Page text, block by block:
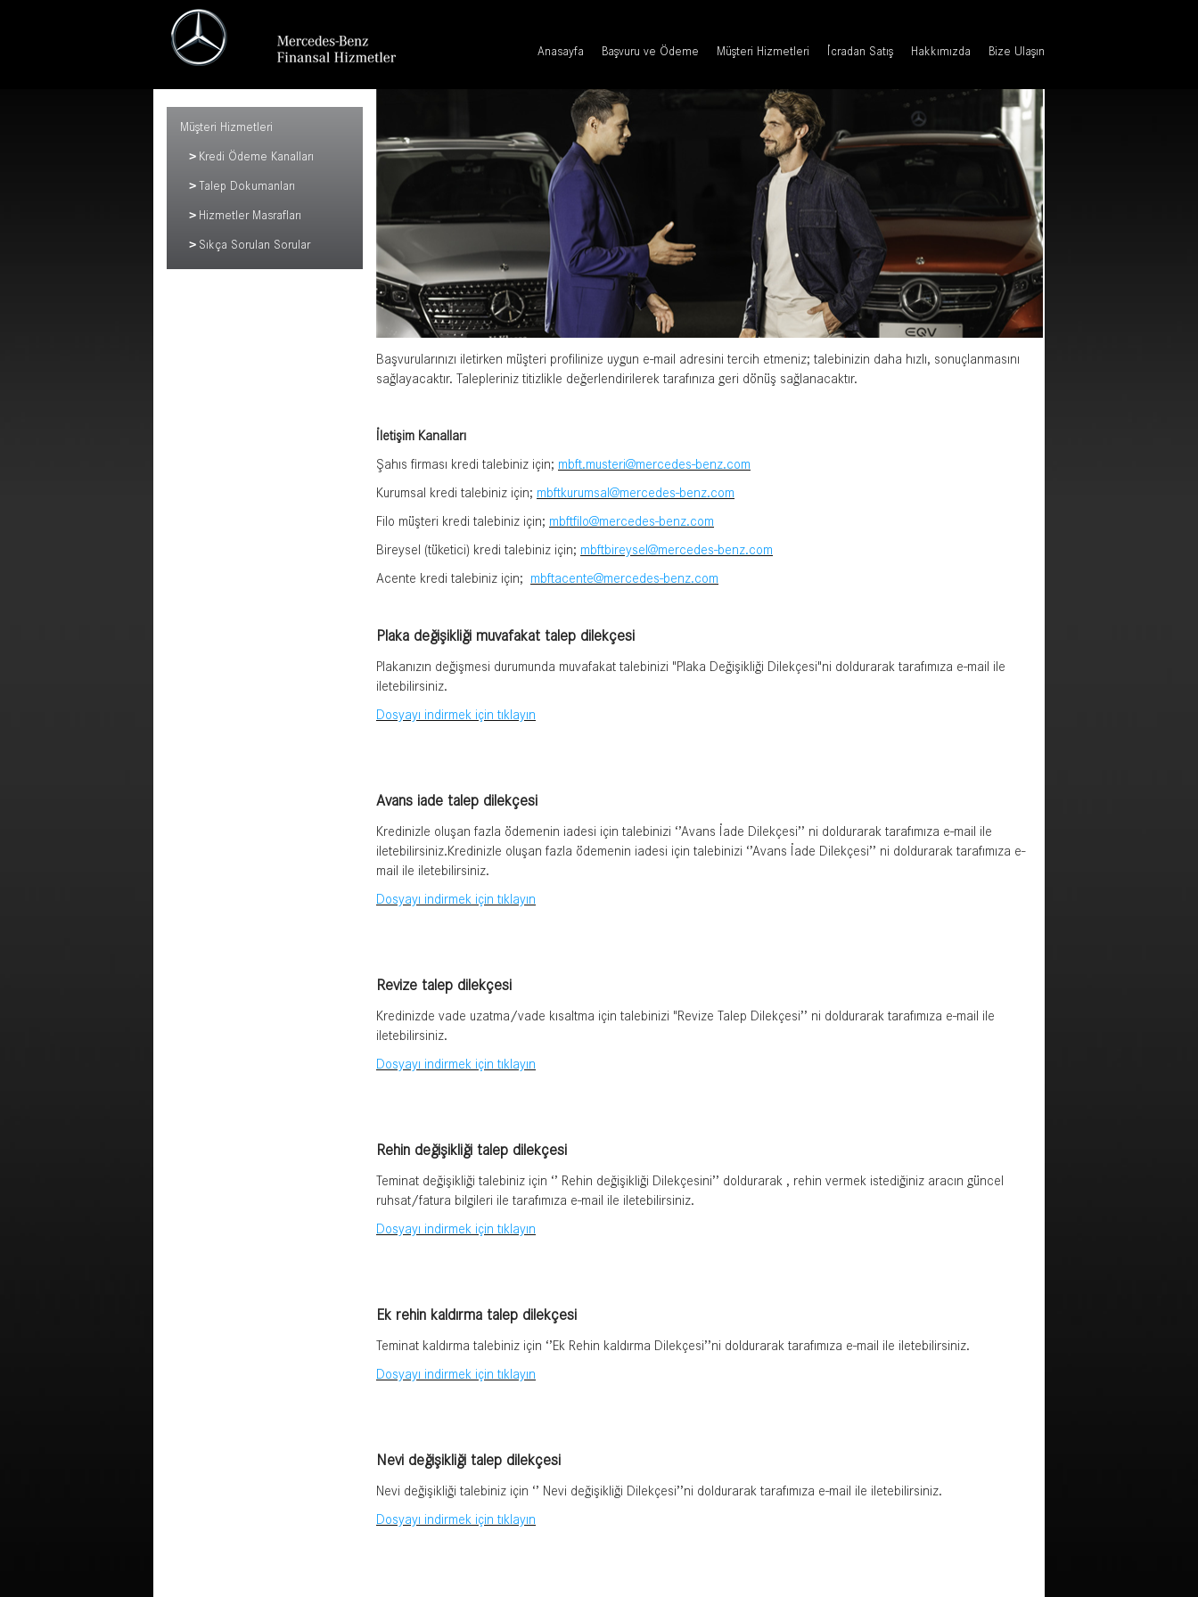
Anasayfa Başvuru ve Ödeme Müşteri Hizmetleri İcradan Satış Hakkımızda Bize Ulaşın
Müşteri Hizmetleri
Kredi Ödeme Kanalları
Talep Dokumanları
Hizmetler Masrafları
Sıkça Sorulan Sorular
Başvurularınızı iletirken müşteri profilinize uygun e-mail adresini tercih etmeniz; talebinizin daha hızlı, sonuçlanmasını
sağlayacaktır. Talepleriniz titizlikle değerlendirilerek tarafınıza geri dönüş sağlanacaktır.
İletişim Kanalları
Şahıs firması kredi talebiniz için; mbft.musteri@mercedes-benz.com
Kurumsal kredi talebiniz için; mbftkurumsal@mercedes-benz.com
Filo müşteri kredi talebiniz için; mbftfilo@mercedes-benz.com
Bireysel (tüketici) kredi talebiniz için; mbftbireysel@mercedes-benz.com
Acente kredi talebiniz için; mbftacente@mercedes-benz.com
Plaka değişikliği muvafakat talep dilekçesi
Plakanızın değişmesi durumunda muvafakat talebinizi "Plaka Değişikliği Dilekçesi"ni doldurarak tarafımıza e-mail ile
iletebilirsiniz.
Dosyayı indirmek için tıklayın
Avans iade talep dilekçesi
Kredinizle oluşan fazla ödemenin iadesi için talebinizi ‘’Avans İade Dilekçesi’’ ni doldurarak tarafımıza e-mail ile
iletebilirsiniz.Kredinizle oluşan fazla ödemenin iadesi için talebinizi ‘’Avans İade Dilekçesi’’ ni doldurarak tarafımıza e-
mail ile iletebilirsiniz.
Dosyayı indirmek için tıklayın
Revize talep dilekçesi
Kredinizde vade uzatma/vade kısaltma için talebinizi "Revize Talep Dilekçesi’’ ni doldurarak tarafımıza e-mail ile
iletebilirsiniz.
Dosyayı indirmek için tıklayın
Rehin değişikliği talep dilekçesi
Teminat değişikliği talebiniz için ‘’ Rehin değişikliği Dilekçesini’’ doldurarak , rehin vermek istediğiniz aracın güncel
ruhsat/fatura bilgileri ile tarafımıza e-mail ile iletebilirsiniz.
Dosyayı indirmek için tıklayın
Ek rehin kaldırma talep dilekçesi
Teminat kaldırma talebiniz için ‘’Ek Rehin kaldırma Dilekçesi’’ni doldurarak tarafımıza e-mail ile iletebilirsiniz.
Dosyayı indirmek için tıklayın
Nevi değişikliği talep dilekçesi
Nevi değişikliği talebiniz için ‘’ Nevi değişikliği Dilekçesi’’ni doldurarak tarafımıza e-mail ile iletebilirsiniz.
Dosyayı indirmek için tıklayın